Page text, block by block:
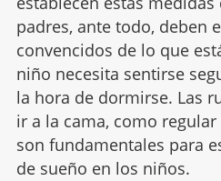
padres, ante todo, deben
convencidos de lo que
niño necesita sentirse
la hora de dormirse. Las
ir a la cama, como
son fundamentales para
de sueño en los niños.